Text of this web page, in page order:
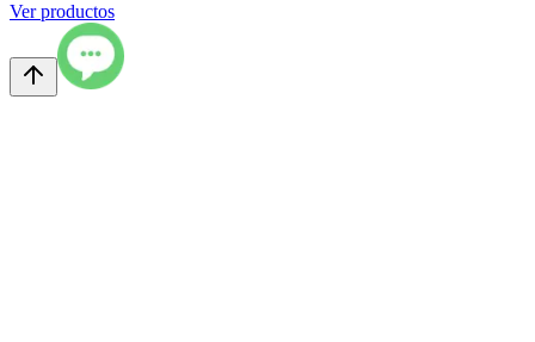
Ver productos